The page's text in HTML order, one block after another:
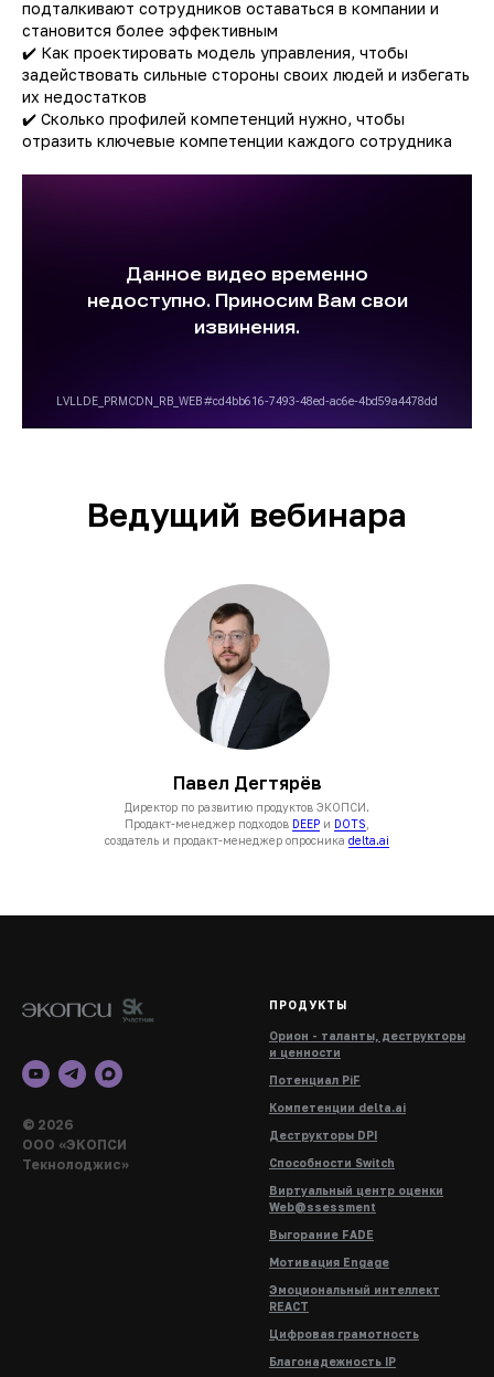
подталкивают сотрудников оставаться в компании и
становится более эффективным
✔️ Как проектировать модель управления, чтобы
задействовать сильные стороны своих людей и избегать
их недостатков
✔️ Сколько профилей компетенций нужно, чтобы
отразить ключевые компетенции каждого сотрудника
Ведущий вебинара
Павел Дегтярёв
Директор по развитию продуктов ЭКОПСИ.
Продакт-менеджер подходов DEEP и DOTS
создатель и продакт-менеджер опросника delta.ai
© 2026
ООО «ЭКОПСИ
Текнолоджис»
ПРОДУКТЫ
Орион - таланты, деструкторы
и ценности
Потенциал PiF
Компетенции delta.ai
Деструкторы DPI
Способности Switch
Виртуальный центр оценки
Web@ssessment
Выгорание FADE
Мотивация Engage
Эмоциональный интеллект
REACT
Цифровая грамотность
Благонадежность IP